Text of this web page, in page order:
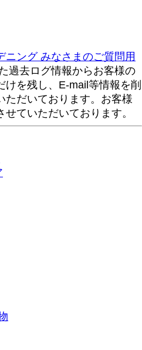
ニング みなさまのご質問用
過去ログ情報からお客様の
を残し、E-mail等情報を削
ただいております。お客様
ていただいております。